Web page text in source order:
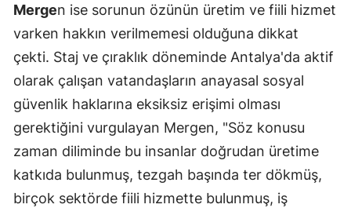
Mergen ise sorunun özünün üretim ve fiili hizmet
varken hakkın verilmemesi olduğuna dikkat
çekti. Staj ve çıraklık döneminde Antalya'da aktif
olarak çalışan vatandaşların anayasal sosyal
güvenlik haklarına eksiksiz erişimi olması
gerektiğini vurgulayan Mergen, "Söz konusu
zaman diliminde bu insanlar doğrudan üretime
katkıda bulunmuş, tezgah başında ter dökmüş,
birçok sektörde fiili hizmette bulunmuş, iş